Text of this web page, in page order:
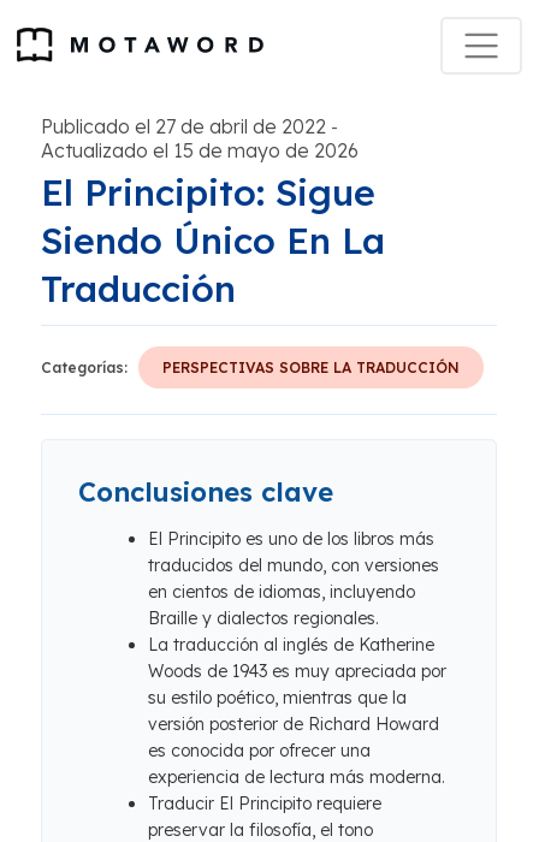
Publicado el 27 de abril de 2022 -
Actualizado el 15 de mayo de 2026
El Principito: Sigue
Siendo Único En La
Traducción
Categorías: PERSPECTIVAS SOBRE LA TRADUCCIÓN
Conclusiones clave
El Principito es uno de los libros más
traducidos del mundo, con versiones
en cientos de idiomas, incluyendo
Braille y dialectos regionales.
La traducción al inglés de Katherine
Woods de 1943 es muy apreciada por
su estilo poético, mientras que la
versión posterior de Richard Howard
es conocida por ofrecer una
experiencia de lectura más moderna.
Traducir El Principito requiere
preservar la filosofía, el tono